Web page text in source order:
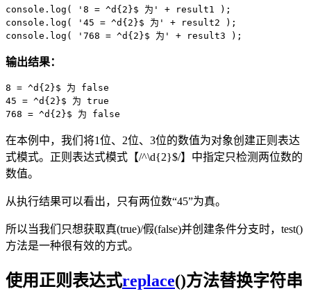
console.log( '8 = ^d{2}$ 为' + result1 );
console.log( '45 = ^d{2}$ 为' + result2 );
console.log( '768 = ^d{2}$ 为' + result3 );
输出结果：
8 = ^d{2}$ 为 false
45 = ^d{2}$ 为 true
768 = ^d{2}$ 为 false
在本例中，我们将1位、2位、3位的数值为对象创建正则表达
式模式。正则表达式模式【/^\d{2}$/】中指定只检测两位数的
数值。
从执行结果可以看出，只有两位数“45”为真。
所以当我们只想获取真(true)/假(false)并创建条件分支时，test()
方法是一种很有效的方式。
使用正则表达式replace()方法替换字符串